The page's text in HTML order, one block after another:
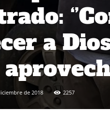
a
de 2018 2257